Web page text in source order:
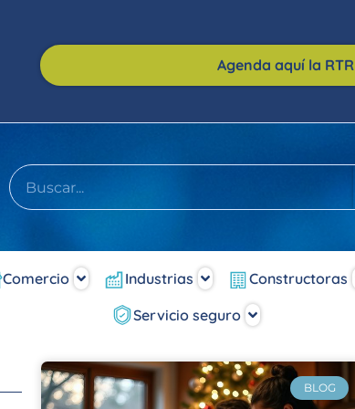
Agenda aquí la RTR
Comercio Industrias Constructoras
Servicio seguro
BLOG